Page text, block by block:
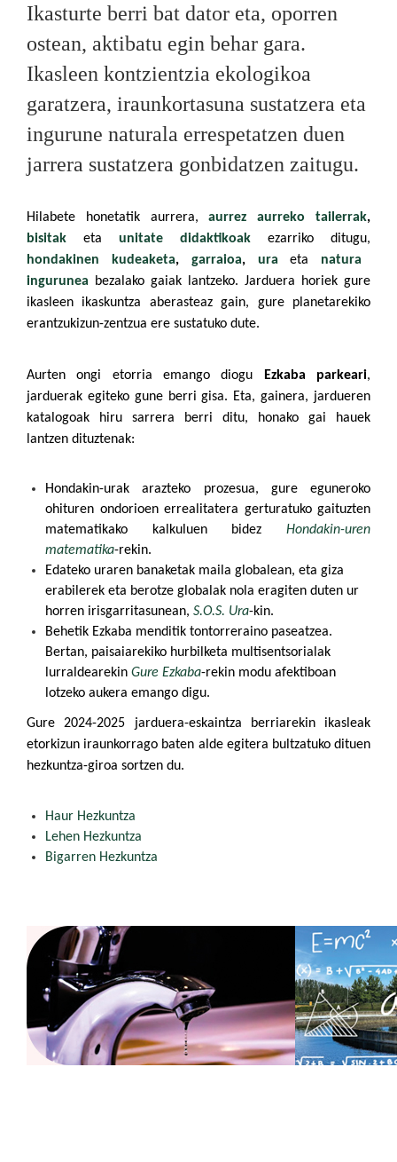
Ikasturte berri bat dator eta, oporren
ostean, aktibatu egin behar gara.
Ikasleen kontzientzia ekologikoa
garatzera, iraunkortasuna sustatzera eta
ingurune naturala errespetatzen duen
jarrera sustatzera gonbidatzen zaitugu.
Hilabete honetatik aurrera,aurrezaurreko tailerrak,
bisitak
eta unitate didaktikoak
ezarriko ditugu,
hondakinen kudeaketa, garraioa, ura eta
natura
ingurunea
bezalako gaiak lantzeko. Jarduera horiek gure
ikasleen ikaskuntza aberasteaz gain, gure planetarekiko
erantzukizun-zentzua ere sustatuko dute.
Aurten ongi etorria emango diogu Ezkaba parkeari,
jarduerak egiteko gune berri gisa. Eta, gainera, jardueren
katalogoak hiru sarrera berri ditu, honako gai hauek
lantzen dituztenak:
Hondakin-urak arazteko prozesua, gure eguneroko
ohituren ondorioen errealitatera gerturatuko gaituzten
matematikako kalkuluen bidez Hondakin-uren
matematika-rekin.
Edateko uraren banaketak maila globalean, eta giza
erabilerek eta berotze globalak nola eragiten duten ur
horren irisgarritasunean, S.O.S. Ura-kin.
Behetik Ezkaba menditik tontorreraino paseatzea.
Bertan, paisaiarekiko hurbilketa multisentsorialak
lurraldearekin Gure Ezkaba-rekin modu afektiboan
lotzeko aukera emango digu.
Gure 2024-2025 jarduera-eskaintza berriarekin ikasleak
etorkizun iraunkorrago baten alde egitera bultzatuko dituen
hezkuntza-giroa sortzen du.
Haur Hezkuntza
Lehen Hezkuntza
Bigarren Hezkuntza